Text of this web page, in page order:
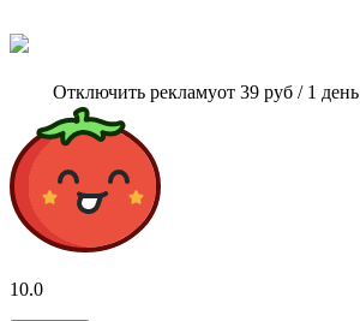
Отключить рекламуот 39 руб / 1 день
10.0